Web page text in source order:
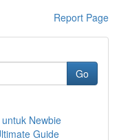
Report Page
Go
Newbie
Guide